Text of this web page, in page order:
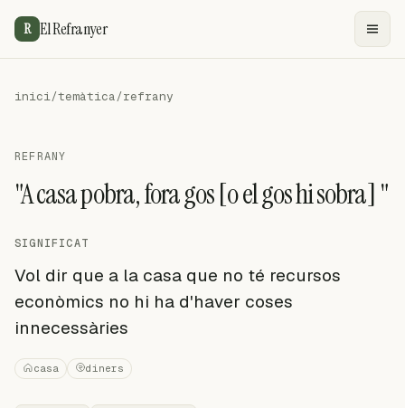
R El Refranyer
inici/temàtica/refrany
REFRANY
"A casa pobra, fora gos [o el gos hi sobra] "
SIGNIFICAT
Vol dir que a la casa que no té recursos
econòmics no hi ha d'haver coses
innecessàries
casa diners